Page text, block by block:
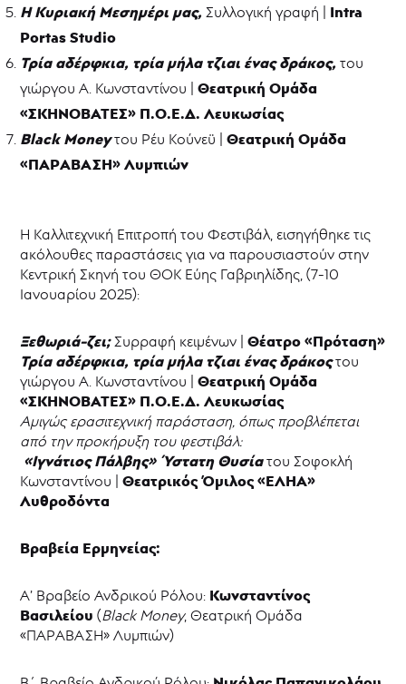
Η Κυριακή Μεσημέρι μας,Συλλογική γραφή | Intra
PortasStudio
Τρία αδέρφκια, τρία μήλα τζιαι ένας δράκος,του
γιώργου Α. Κωνσταντίνου |Θεατρική Ομάδα
«ΣΚΗΝΟΒΑΤΕΣ» Π.Ο.Ε.Δ. Λευκωσίας
Black Money του Ρέυ Κούνεϋ |Θεατρική Ομάδα
«ΠΑΡΑΒΑΣΗ» Λυμπιών
Η Καλλιτεχνική Επιτροπή του Φεστιβάλ, εισηγήθηκε τις
ακόλουθες παραστάσεις για να παρουσιαστούν στην
Κεντρική Σκηνή του ΘΟΚ Εύης Γαβριηλίδης, (7-10
Ιανουαρίου 2025):
Ξεθωριά-ζει;Συρραφή κειμένων |Θέατρο «Πρόταση»
Τρία αδέρφκια, τρία μήλα τζιαι ένας δράκος του
γιώργου Α. Κωνσταντίνου |Θεατρική Ομάδα
«ΣΚΗΝΟΒΑΤΕΣ» Π.Ο.Ε.Δ. Λευκωσίας
Αμιγώς ερασιτεχνική παράσταση, όπως προβλέπεται
από την προκήρυξη του φεστιβάλ:
«Ιγνάτιος Πάλβης» Ύστατη Θυσίατου Σοφοκλή
Κωνσταντίνου |Θεατρικός Όμιλος «ΕΛΗΑ»
Λυθροδόντα
Βραβεία Ερμηνείας:
Α’ Βραβείο Ανδρικού Ρόλου: Κωνσταντίνος
Βασιλείου (Black Money, Θεατρική Ομάδα
«ΠΑΡΑΒΑΣΗ» Λυμπιών)
Θεατρικό
Καταφύγιο
Μουσείο
Κύπρου
Επιχορηγήσεις
-
ΘΥΜΕΛΗ
Νέα